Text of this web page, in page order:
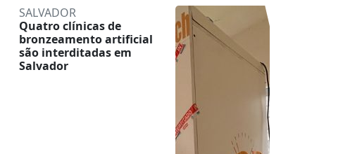
SALVADOR
Quatro clínicas de
bronzeamento artificial
são interditadas em
Salvador